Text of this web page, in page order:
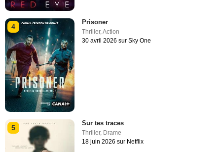
4
Prisoner
Thriller,Action
30 avril 2026 sur Sky One
5
Sur tes traces
Thriller, Drame
18 juin 2026 sur Netflix